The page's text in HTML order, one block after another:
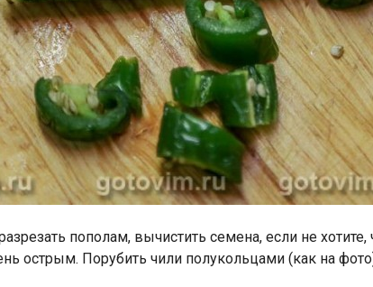
пополам, вычистить семена, если не хотите,
острым. Порубить чили полукольцами (как на